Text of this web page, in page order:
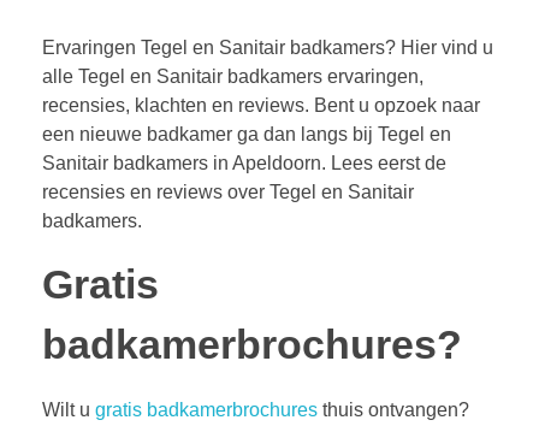
CONTACT
Ervaringen Tegel en Sanitair badkamers? Hier vind u
alle Tegel en Sanitair badkamers ervaringen,
recensies, klachten en reviews. Bent u opzoek naar
een nieuwe badkamer ga dan langs bij Tegel en
Sanitair badkamers in Apeldoorn. Lees eerst de
recensies en reviews over Tegel en Sanitair
badkamers.
Gratis
badkamerbrochures?
Wilt u gratis badkamerbrochures thuis ontvangen?